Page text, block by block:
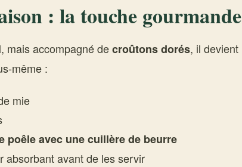
: la touche gourmande
mais accompagné decroûtons dorés, il devient
même :
mie
poêle avec une cuillère de beurre
absorbant avant de les servir